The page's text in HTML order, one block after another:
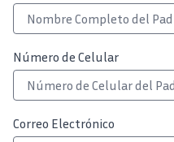
Número de Celular
Correo Electrónico